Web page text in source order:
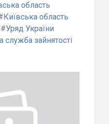
область
Київська область
#Уряд України
зайнятості